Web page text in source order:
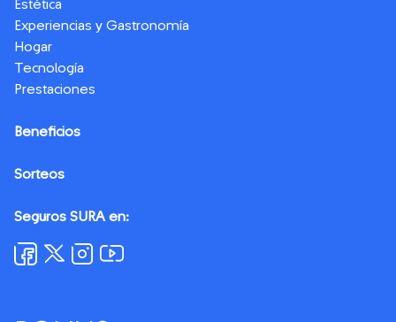
Estética
Experiencias y Gastronomía
Hogar
Tecnología
Prestaciones
Beneficios
Sorteos
Seguros SURA en: